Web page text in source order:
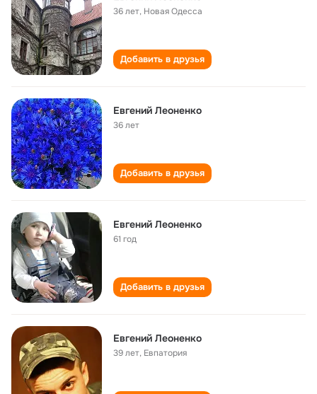
36 лет, Новая Одесса
Добавить в друзья
Евгений Леоненко
36 лет
Добавить в друзья
Евгений Леоненко
61 год
Добавить в друзья
Евгений Леоненко
39 лет, Евпатория